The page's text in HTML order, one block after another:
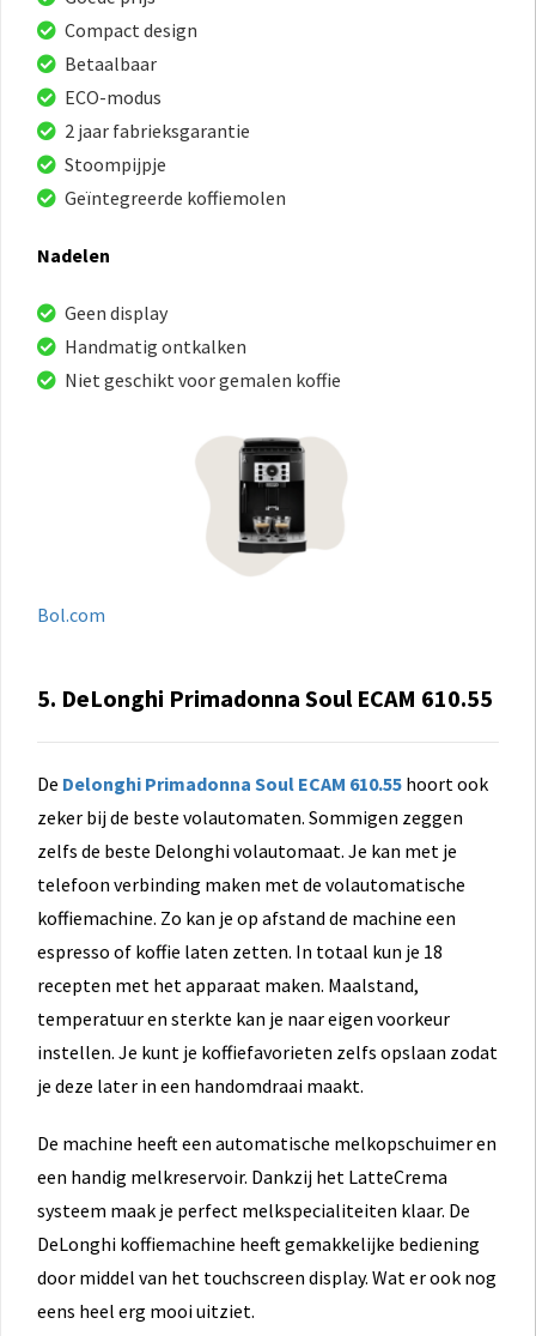
Compact design
Betaalbaar
ECO-modus
2 jaar fabrieksgarantie
Stoompijpje
Geïntegreerde koffiemolen
Nadelen
Geen display
Handmatig ontkalken
Niet geschikt voor gemalen koffie
Bol.com
5. DeLonghi Primadonna Soul ECAM 610.55
De Delonghi Primadonna Soul ECAM 610.55 hoort ook
zeker bij de beste volautomaten. Sommigen zeggen
zelfs de beste Delonghi volautomaat. Je kan met je
telefoon verbinding maken met de volautomatische
koffiemachine. Zo kan je op afstand de machine een
espresso of koffie laten zetten. In totaal kun je 18
recepten met het apparaat maken. Maalstand,
temperatuur en sterkte kan je naar eigen voorkeur
instellen. Je kunt je koffiefavorieten zelfs opslaan zodat
je deze later in een handomdraai maakt.
De machine heeft een automatische melkopschuimer en
een handig melkreservoir. Dankzij het LatteCrema
systeem maak je perfect melkspecialiteiten klaar. De
DeLonghi koffiemachine heeft gemakkelijke bediening
door middel van het touchscreen display. Wat er ook nog
eens heel erg mooi uitziet.